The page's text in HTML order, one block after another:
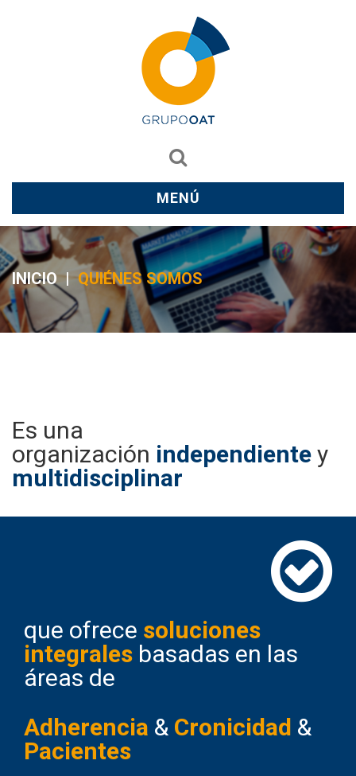
MENÚ
INICIO | QUIÉNES SOMOS
Es una
organización independiente y
multidisciplinar
que ofrece soluciones
integrales basadas en las
áreas de
Adherencia & Cronicidad &
Pacientes